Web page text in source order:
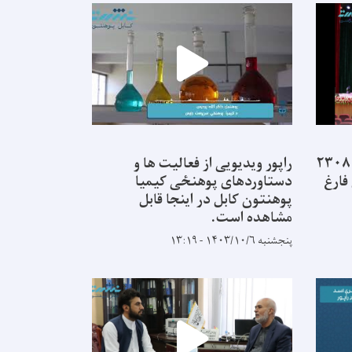
از ۲۲ پوهنځی پوهنتون کابل ۲۳۰۸ راپور ویدیویی از فعالیت ها و
دستاوردهای پوهنځی کیمیا
پوهنتون کابل در اینجا قابل
مشاهده است.
پنجشنبه ۱۴۰۳/۱۰/۶ - ۱۳:۱۹